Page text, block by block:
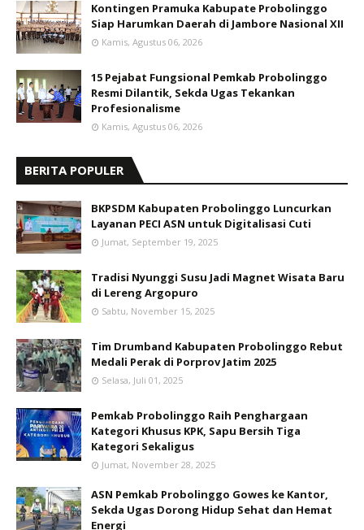
Kontingen Pramuka Kabupate Probolinggo
Siap Harumkan Daerah di Jambore Nasional XII
Kamis, Agustus 06, 2026
15 Pejabat Fungsional Pemkab Probolinggo
Resmi Dilantik, Sekda Ugas Tekankan
Profesionalisme
Kamis, Agustus 06, 2026
BERITA POPULER
BKPSDM Kabupaten Probolinggo Luncurkan
Layanan PECI ASN untuk Digitalisasi Cuti
Jumat, September 19, 2025
Tradisi Nyunggi Susu Jadi Magnet Wisata Baru
di Lereng Argopuro
Sabtu, November 15, 2025
Tim Drumband Kabupaten Probolinggo Rebut
Medali Perak di Porprov Jatim 2025
Selasa, Juli 01, 2025
Pemkab Probolinggo Raih Penghargaan
Kategori Khusus KPK, Sapu Bersih Tiga
Kategori Sekaligus
Jumat, November 28, 2025
ASN Pemkab Probolinggo Gowes ke Kantor,
Sekda Ugas Dorong Hidup Sehat dan Hemat
Energi